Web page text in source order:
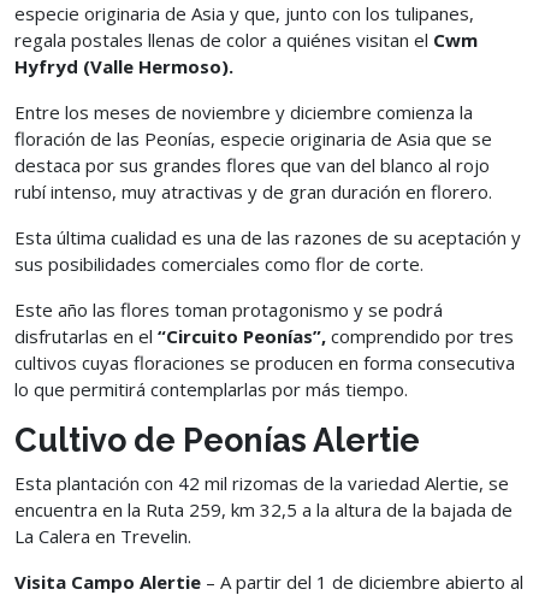
especie originaria de Asia y que, junto con los tulipanes,
regala postales llenas de color a quiénes visitan el Cwm
Hyfryd (Valle Hermoso).
Entre los meses de noviembre y diciembre comienza la
floración de las Peonías, especie originaria de Asia que se
destaca por sus grandes flores que van del blanco al rojo
rubí intenso, muy atractivas y de gran duración en florero.
Esta última cualidad es una de las razones de su aceptación y
sus posibilidades comerciales como flor de corte.
Este año las flores toman protagonismo y se podrá
disfrutarlas en el “Circuito Peonías”, comprendido por tres
cultivos cuyas floraciones se producen en forma consecutiva
lo que permitirá contemplarlas por más tiempo.
Cultivo de Peonías Alertie
Esta plantación con 42 mil rizomas de la variedad Alertie, se
encuentra en la Ruta 259, km 32,5 a la altura de la bajada de
La Calera en Trevelin.
Visita Campo Alertie – A partir del 1 de diciembre abierto al